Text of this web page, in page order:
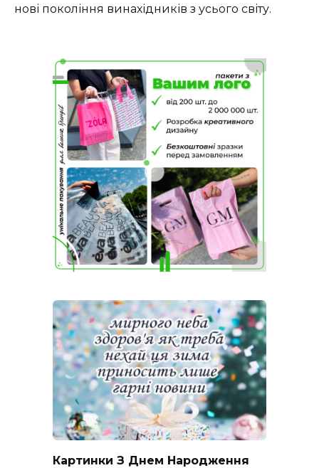
нові покоління винахідників з усього світу.
Картинки З Днем Народження